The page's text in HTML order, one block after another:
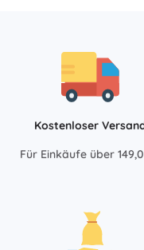
Kostenloser
Für Einkäufe über